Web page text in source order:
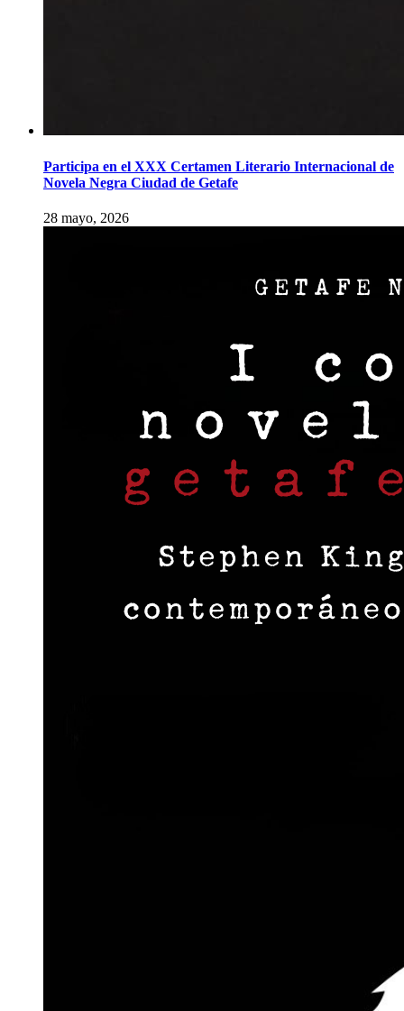
Participa en el XXX Certamen Literario Internacional de
Novela Negra Ciudad de Getafe
28 mayo, 2026